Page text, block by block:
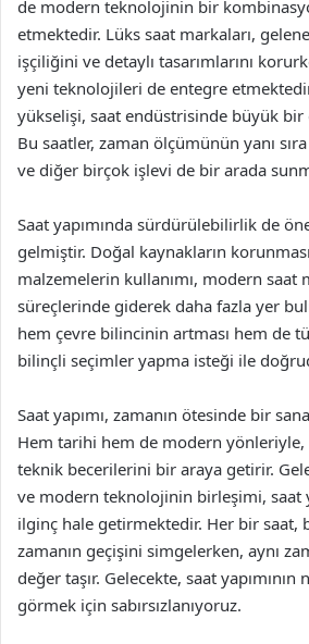
de modern teknolojinin bir
etmektedir. Lüks saat markaları,
işçiliğini ve detaylı tasarımlarını
yeni teknolojileri de entegre
yükselişi, saat endüstrisinde büyük bir
Bu saatler, zaman ölçümünün yanı
ve diğer birçok işlevi de bir arada
Saat yapımında sürdürülebilirlik de
gelmiştir. Doğal kaynakların
malzemelerin kullanımı, modern saat
süreçlerinde giderek daha fazla yer
hem çevre bilincinin artması hem de
bilinçli seçimler yapma isteği ile
Saat yapımı, zamanın ötesinde bir
Hem tarihi hem de modern yönleriyle,
teknik becerilerini bir araya getirir.
ve modern teknolojinin birleşimi, saat
ilginç hale getirmektedir. Her bir saat,
zamanın geçişini simgelerken, aynı
değer taşır. Gelecekte, saat yapımının
görmek için sabırsızlanıyoruz.